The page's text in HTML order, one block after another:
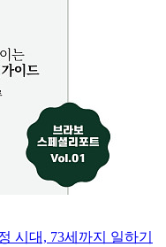
시대, 73세까지 일하기